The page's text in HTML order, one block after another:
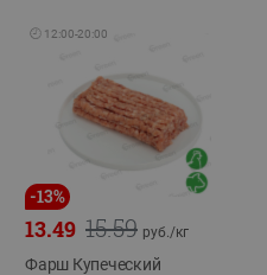
🕘 12:00-20:00
-13%
15.59
13.49 руб./кг
Фарш Купеческий